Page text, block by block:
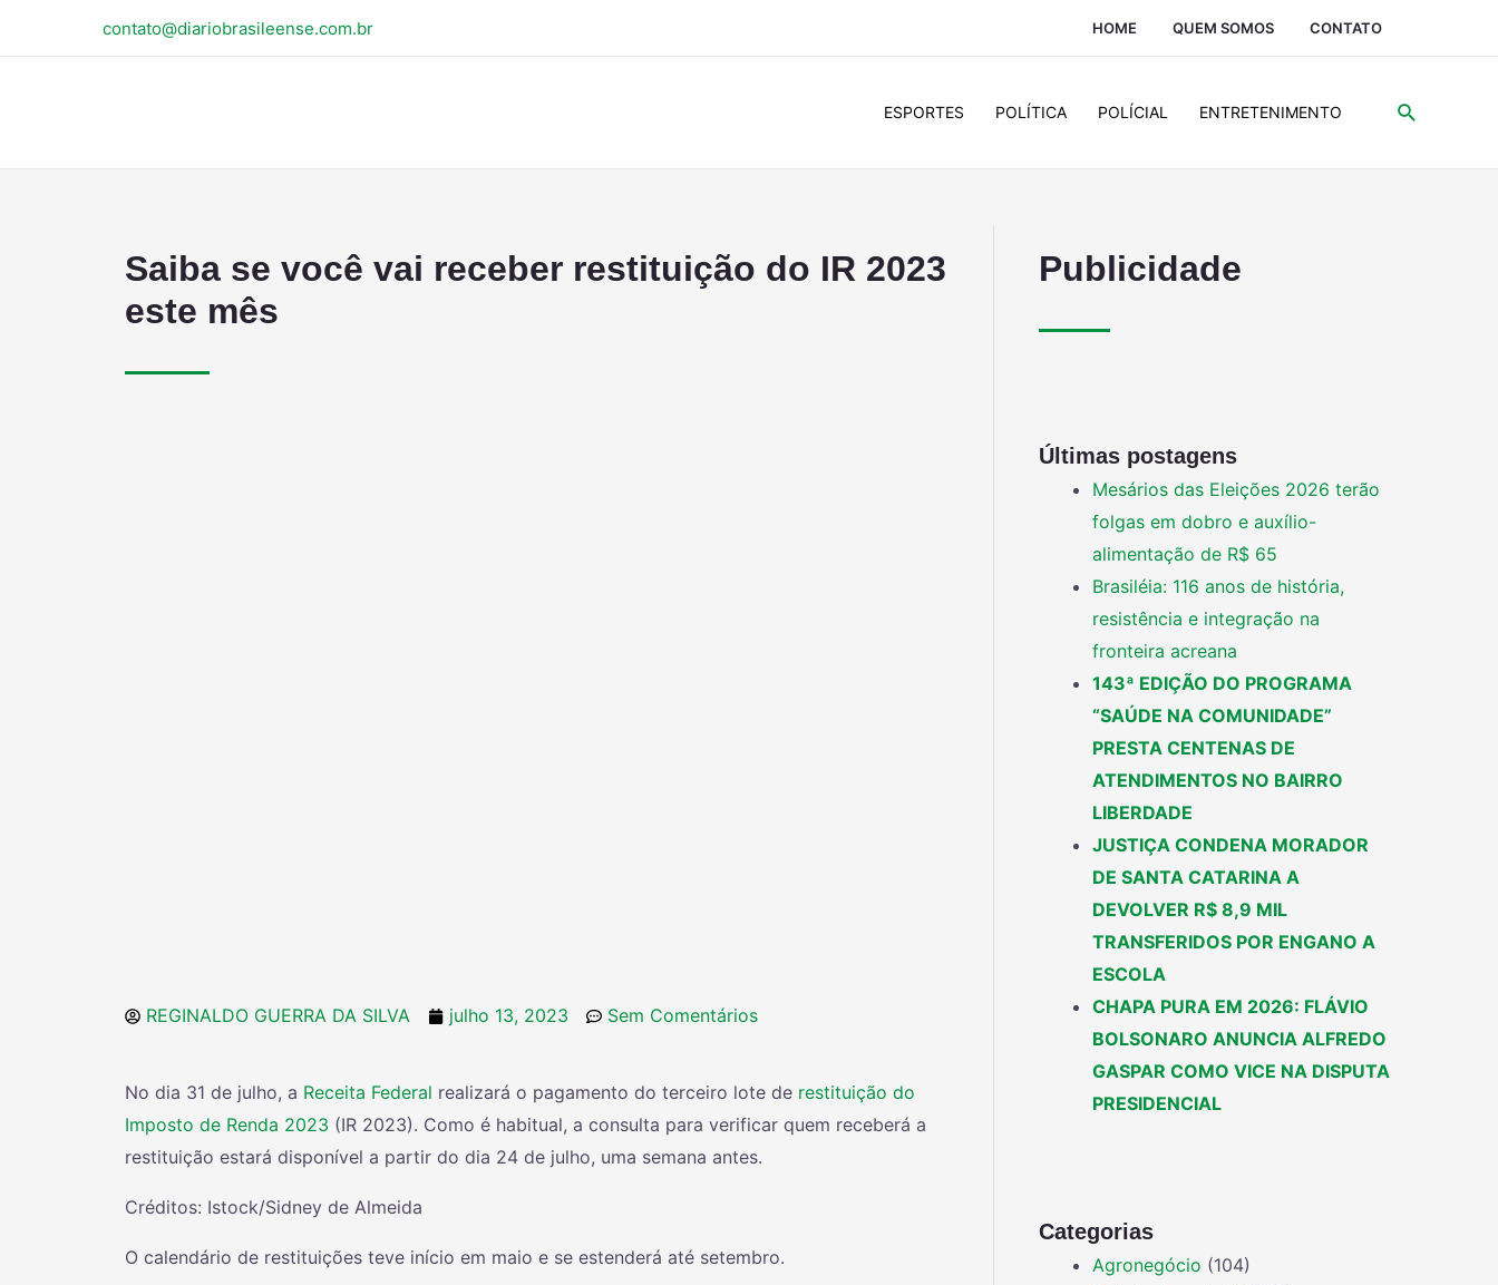
contato@diariobrasileense.com.br HOME QUEM SOMOS CONTATO
ESPORTES POLÍTICA POLÍCIAL ENTRETENIMENTO
Saiba se você vai receber restituição do IR 2023
este mês
REGINALDO GUERRA DA SILVA julho 13, 2023 Sem Comentários
No dia 31 de julho, a Receita Federal realizará o pagamento do terceiro lote de restituição do
Imposto de Renda 2023 (IR 2023). Como é habitual, a consulta para verificar quem receberá a
restituição estará disponível a partir do dia 24 de julho, uma semana antes.
Créditos: Istock/Sidney de Almeida
O calendário de restituições teve início em maio e se estenderá até setembro.
Publicidade
Últimas postagens
Mesários das Eleições 2026 terão
folgas em dobro e auxílio-
alimentação de R$ 65
Brasiléia: 116 anos de história,
resistência e integração na
fronteira acreana
143ª EDIÇÃO DO PROGRAMA
“SAÚDE NA COMUNIDADE”
PRESTA CENTENAS DE
ATENDIMENTOS NO BAIRRO
LIBERDADE
JUSTIÇA CONDENA MORADOR
DE SANTA CATARINA A
DEVOLVER R$ 8,9 MIL
TRANSFERIDOS POR ENGANO A
ESCOLA
CHAPA PURA EM 2026: FLÁVIO
BOLSONARO ANUNCIA ALFREDO
GASPAR COMO VICE NA DISPUTA
PRESIDENCIAL
Categorias
Agronegócio (104)